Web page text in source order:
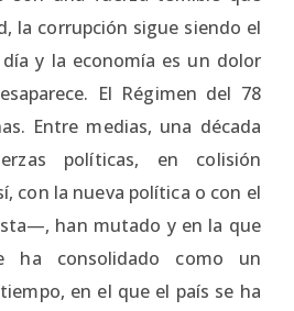
la corrupción sigue siendo el
y la economía es un dolor
El Régimen del 78
Entre medias, una década
políticas, en colisión
con la nueva política o con el
han mutado y en la que
ha consolidado como un
en el que el país se ha